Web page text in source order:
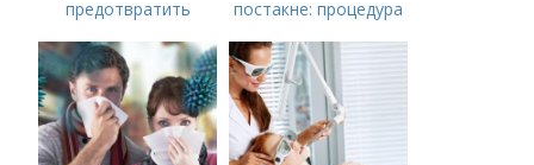
предотвратить
постакне: процедура